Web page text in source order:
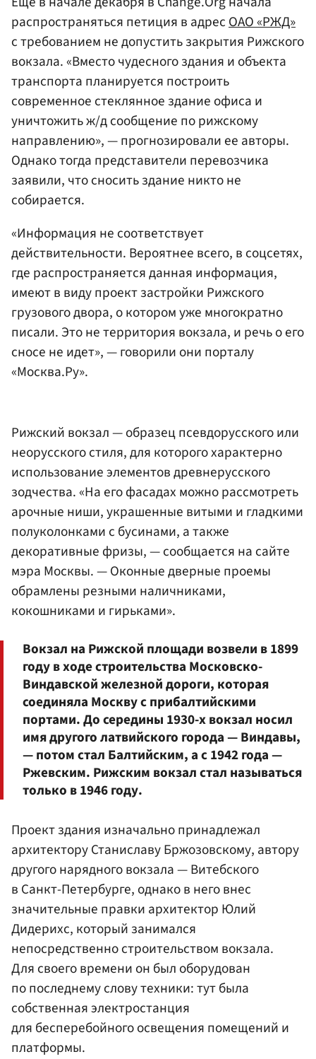
распространяться петиция в адресОАО «РЖД»
с требованием не допустить закрытия Рижского
вокзала. «Вместо чудесного здания и объекта
транспорта планируется построить
современное стеклянное здание офиса и
уничтожить ж/д сообщение по рижскому
направлению», — прогнозировали ее авторы.
Однако тогда представители перевозчика
заявили, что сносить здание никто не
собирается.
«Информация не соответствует
действительности. Вероятнее всего, в соцсетях,
где распространяется данная информация,
имеют в виду проект застройки Рижского
грузового двора, о котором уже многократно
писали. Это не территория вокзала, и речь о его
сносе не идет», — говорили они порталу
«Москва.Ру».
Рижский вокзал — образец псевдорусского или
неорусского стиля, для которого характерно
использование элементов древнерусского
зодчества. «На его фасадах можно рассмотреть
арочные ниши, украшенные витыми и гладкими
полуколонками с бусинами, а также
декоративные фризы, — сообщается на сайте
мэра Москвы. — Оконные дверные проемы
обрамлены резными наличниками,
кокошниками и гирьками».
Вокзал на Рижской площади возвели в 1899
году в ходе строительства Московско-
Виндавской железной дороги, которая
соединяла Москву с прибалтийскими
портами. До середины 1930-х вокзал носил
имя другого латвийского города — Виндавы,
— потом стал Балтийским, а с 1942 года —
Ржевским. Рижским вокзал стал называться
только в 1946 году.
Проект здания изначально принадлежал
архитектору Станиславу Бржозовскому, автору
другого нарядного вокзала — Витебского
в Санкт-Петербурге, однако в него внес
значительные правки архитектор Юлий
Дидерихс, который занимался
непосредственно строительством вокзала.
Для своего времени он был оборудован
по последнему слову техники: тут была
собственная электростанция
для бесперебойного освещения помещений и
платформы.